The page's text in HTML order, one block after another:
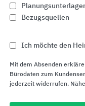
Bezugsquellen
Ich möchte den
Mit dem Absenden
Bürodaten zum
jederzeit widerrufen.